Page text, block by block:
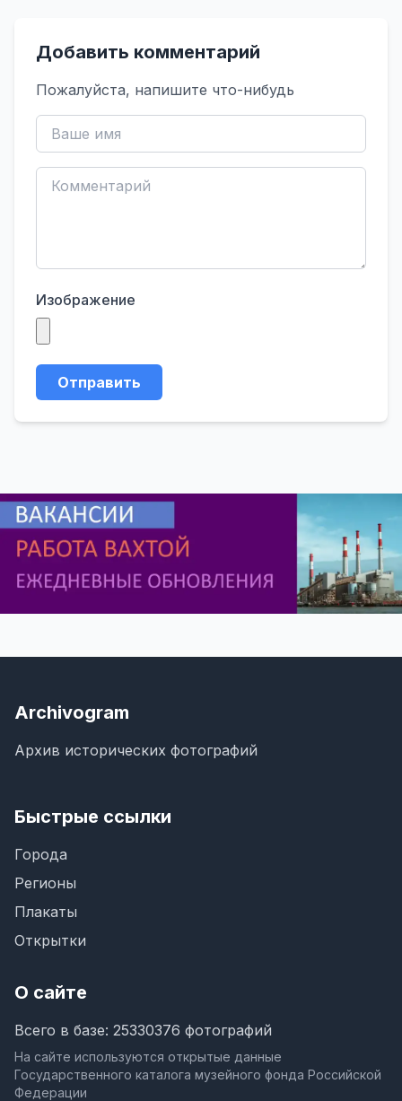
Добавить комментарий
Пожалуйста, напишите что-нибудь
Изображение
Отправить
Archivogram
Архив исторических фотографий
Быстрые ссылки
Города
Регионы
Плакаты
Открытки
О сайте
Всего в базе: 25330376 фотографий
На сайте используются открытые данные
Государственного каталога музейного фонда Российской
Федерации